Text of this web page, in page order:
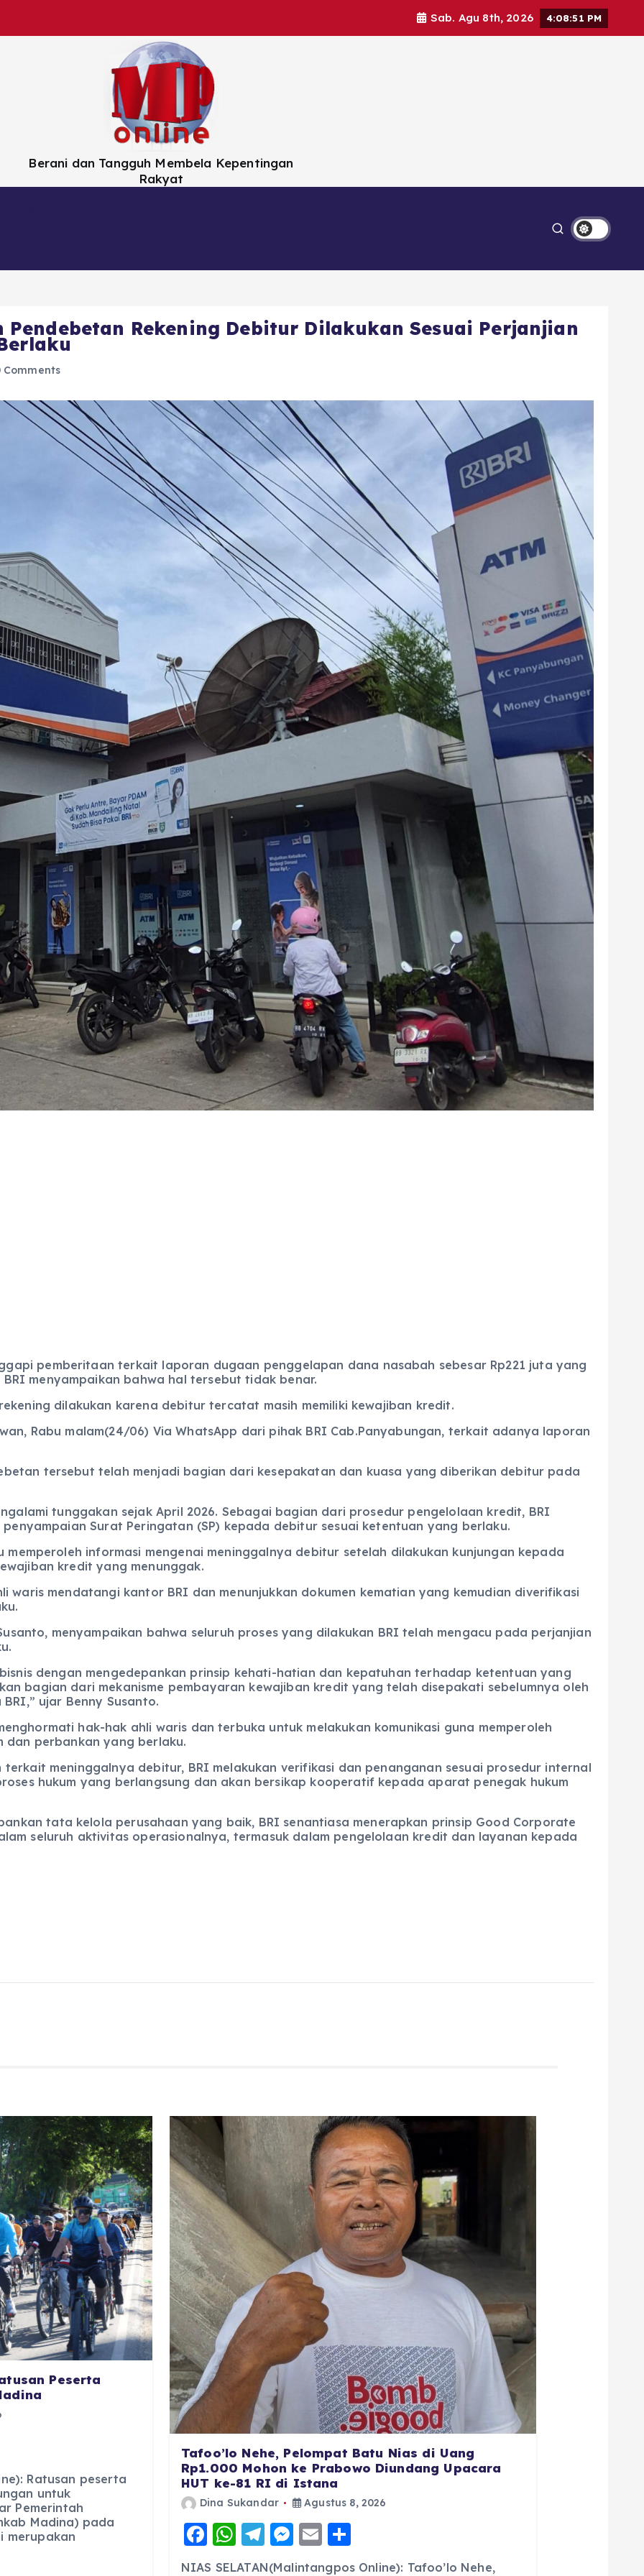
Sab. Agu 8th, 2026 4:08:52 PM
Berani dan Tangguh Membela Kepentingan
Rakyat
Pendebetan Rekening Debitur Dilakukan Sesuai Perjanjian
Comments
pemberitaan terkait laporan dugaan penggelapan dana nasabah sebesar Rp221 juta yang
menyampaikan bahwa hal tersebut tidak benar.
dilakukan karena debitur tercatat masih memiliki kewajiban kredit.
Rabu malam(24/06) Via WhatsApp dari pihak BRI Cab.Panyabungan, terkait adanya laporan
tersebut telah menjadi bagian dari kesepakatan dan kuasa yang diberikan debitur pada
tunggakan sejak April 2026. Sebagai bagian dari prosedur pengelolaan kredit, BRI
Surat Peringatan (SP) kepada debitur sesuai ketentuan yang berlaku.
informasi mengenai meninggalnya debitur setelah dilakukan kunjungan kepada
kredit yang menunggak.
waris mendatangi kantor BRI dan menunjukkan dokumen kematian yang kemudian diverifikasi
menyampaikan bahwa seluruh proses yang dilakukan BRI telah mengacu pada perjanjian
dengan mengedepankan prinsip kehati-hatian dan kepatuhan terhadap ketentuan yang
bagian dari mekanisme pembayaran kewajiban kredit yang telah disepakati sebelumnya oleh
ujar Benny Susanto.
hak-hak ahli waris dan terbuka untuk melakukan komunikasi guna memperoleh
dan perbankan yang berlaku.
terkait meninggalnya debitur, BRI melakukan verifikasi dan penanganan sesuai prosedur internal
hukum yang berlangsung dan akan bersikap kooperatif kepada aparat penegak hukum
tata kelola perusahaan yang baik, BRI senantiasa menerapkan prinsip Good Corporate
seluruh aktivitas operasionalnya, termasuk dalam pengelolaan kredit dan layanan kepada
Peserta
Ratusan peserta
untuk
Pemerintah
Madina) pada
merupakan
Tafoo’lo Nehe, Pelompat Batu Nias di Uang
Rp1.000 Mohon ke Prabowo Diundang Upacara
HUT ke-81 RI di Istana
Dina Sukandar Agustus 8, 2026
F
a
W
h
T
el
M
e
E
m h
NIAS SELATAN(Malintangpos Online): Tafoo’lo Nehe,